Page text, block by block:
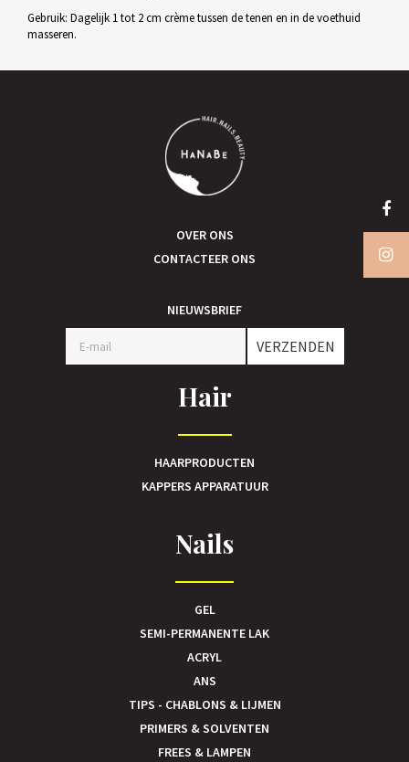
Gebruik: Dagelijk 1 tot 2 cm crème tussen de tenen en in de voethuid
masseren.
OVER ONS
CONTACTEER ONS
NIEUWSBRIEF
VERZENDEN
Hair
HAARPRODUCTEN
KAPPERS APPARATUUR
Nails
GEL
SEMI-PERMANENTE LAK
ACRYL
ANS
TIPS - CHABLONS & LIJMEN
PRIMERS & SOLVENTEN
FREES & LAMPEN